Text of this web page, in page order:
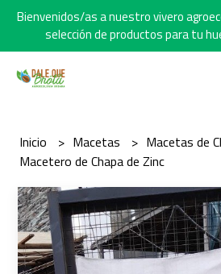
Bienvenidos/as a nuestro vivero
selección de productos para tu
Inicio Macetas
Macetas de
Macetero de Chapa de Zinc